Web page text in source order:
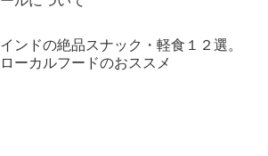
インドの絶品スナック・軽食１２選。
ローカルフードのおススメ